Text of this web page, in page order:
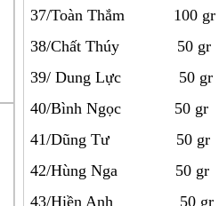
37/Toàn Thắm 100 gr
38/Chất Thúy 50 gr
39/ Dung Lực 50 gr
40/Bình Ngọc 50 gr
41/Dũng Tư 50 gr
42/Hùng Nga 50 gr
43/Hiền Anh 50 gr